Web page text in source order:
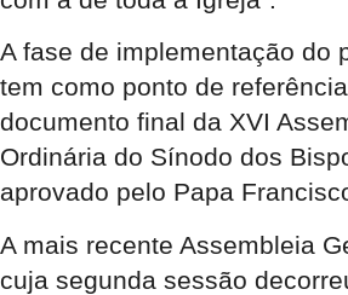
A fase de implementação do
tem como ponto de
documento final da XVI
Ordinária do Sínodo dos
aprovado pelo Papa
A mais recente Assembleia
cuja segunda sessão